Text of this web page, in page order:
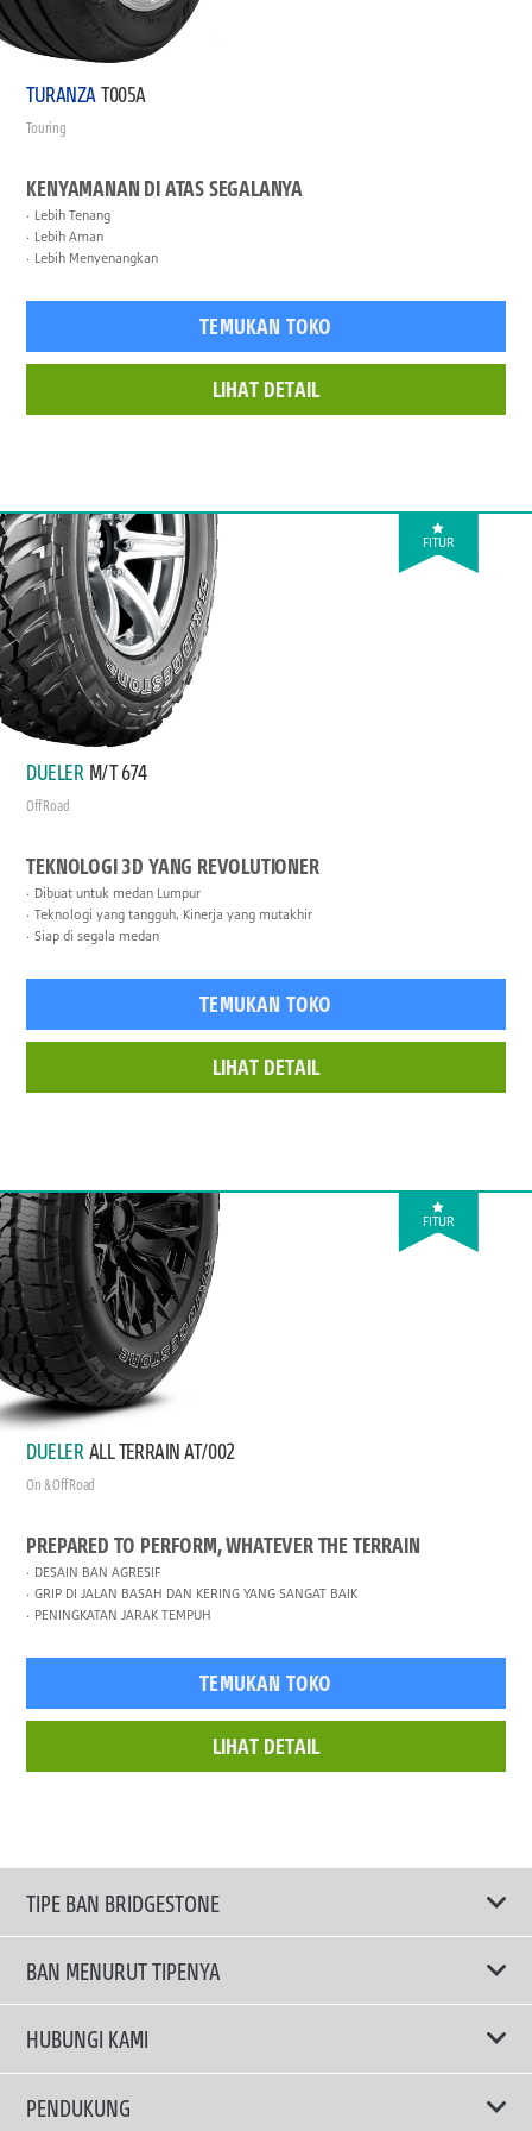
TURANZAT005A
Touring
KENYAMANAN DI ATAS SEGALANYA
Lebih Tenang
Lebih Aman
Lebih Menyenangkan
TEMUKAN TOKO
LIHAT DETAIL
FITUR
DUELER M/T 674
Off Road
TEKNOLOGI 3D YANG REVOLUTIONER
Dibuat untuk medan Lumpur
Teknologi yang tangguh, Kinerja yang mutakhir
Siap di segala medan
TEMUKAN TOKO
LIHAT DETAIL
FITUR
DUELER ALL TERRAIN AT/002
On & Off Road
PREPARED TO PERFORM, WHATEVER THE TERRAIN
DESAIN BAN AGRESIF
GRIP DI JALAN BASAH DAN KERING YANG SANGAT BAIK
PENINGKATAN JARAK TEMPUH
TEMUKAN TOKO
LIHAT DETAIL
TIPE BAN BRIDGESTONE
BAN MENURUT TIPENYA
Ban ENLITEN
Ban Performa
HUBUNGI KAMI
Email Kami
PENDUKUNG